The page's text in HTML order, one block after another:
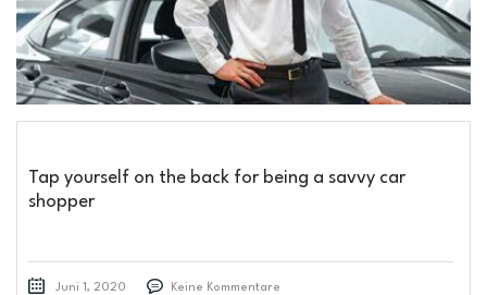
Tap yourself on the back for being a savvy car
shopper
Juni 1, 2020 Keine Kommentare